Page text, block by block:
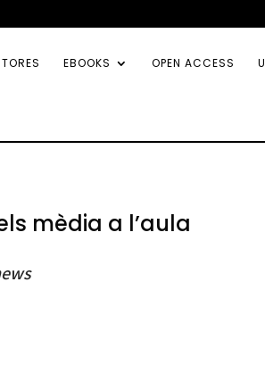
EBOOKS OPEN ACCESS
mèdia a l’aula